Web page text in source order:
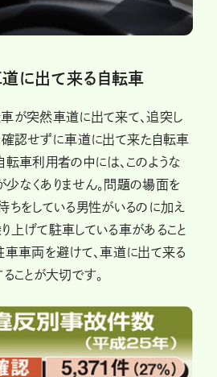
に出て来る自転車
が突然車道に出て来て、追突し
確認せずに車道に出て来た自転車
転車利用者の中には、このような
なくありません。問題の場面を
ちをしている男性がいるのに加え
上げて駐車している車があること
車車両を避けて、車道に出て来る
ことが大切です。